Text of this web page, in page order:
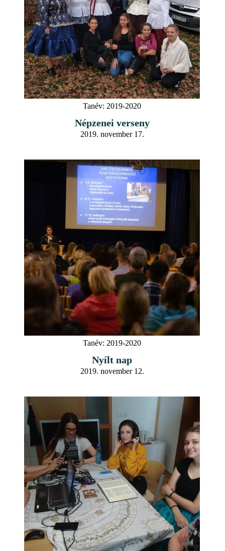
Tanév: 2019-2020
Népzenei verseny
2019. november 17.
Tanév: 2019-2020
Nyílt nap
2019. november 12.